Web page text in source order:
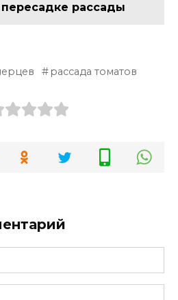
рассады
рассада томатов